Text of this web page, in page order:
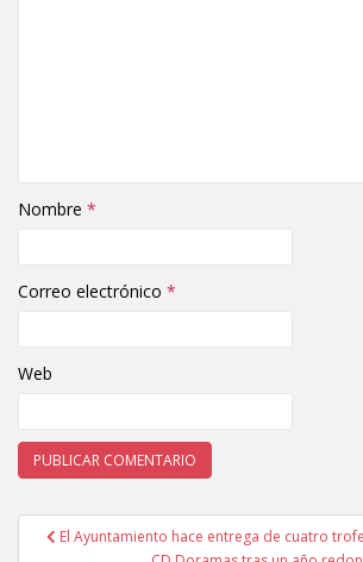
Nombre *
Correo electrónico *
Web
Navegación de entradas
El Ayuntamiento hace entrega de cuatro